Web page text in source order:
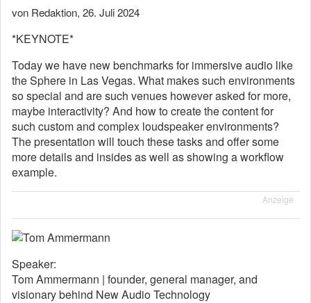
von Redaktion, 26. Juli 2024
*KEYNOTE*
Today we have new benchmarks for immersive audio like
the Sphere in Las Vegas. What makes such environments
so special and are such venues however asked for more,
maybe interactivity? And how to create the content for
such custom and complex loudspeaker environments?
The presentation will touch these tasks and offer some
more details and insides as well as showing a workflow
example.
Anzeige
Speaker:
Tom Ammermann | founder, general manager, and
visionary behind New Audio Technology